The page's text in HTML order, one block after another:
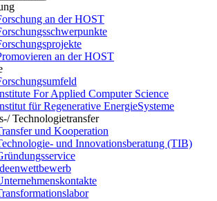
an der HOST
an der HOST
For Applied Computer Science
für Regenerative EnergieSysteme
Technologietransfer
und Kooperation
und Innovationsberatung (TIB)